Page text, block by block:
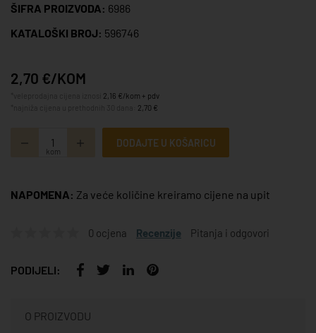
ŠIFRA PROIZVODA: 6986
KATALOŠKI BROJ: 596746
2,70 €/KOM
2,16 €/kom + pdv
2,70 €
kom
DODAJTE U KOŠARICU
NAPOMENA: Za veće količine kreiramo cijene na upit
0 ocjena Recenzije Pitanja i odgovori
PODIJELI:
O PROIZVODU